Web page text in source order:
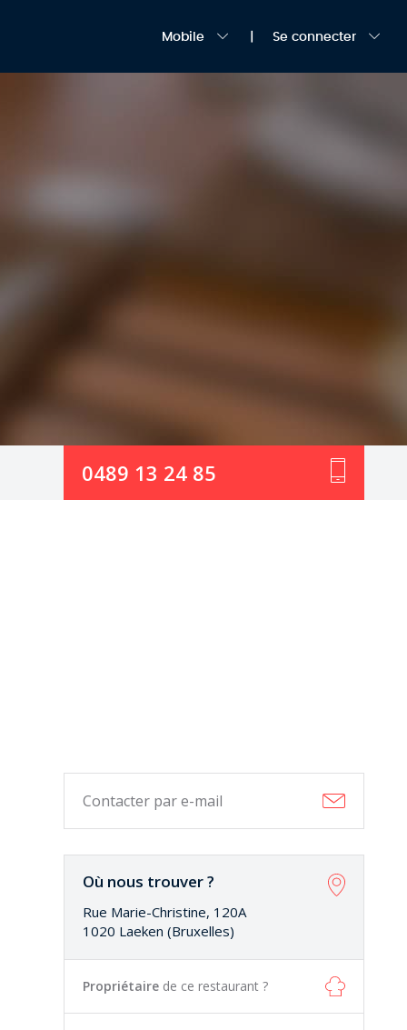
Mobile Se connecter
0489 13 24 85
Contacter par e-mail
Où nous trouver ?
Rue Marie-Christine, 120A
1020 Laeken (Bruxelles)
Propriétaire de ce restaurant ?